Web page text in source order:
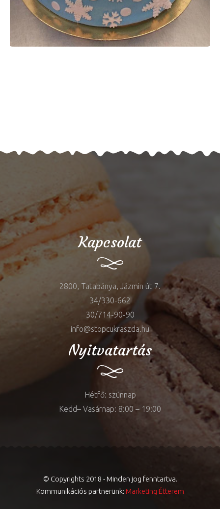
Kapcsolat
2800, Tatabánya, Jázmin út 7.
34/330-662
30/714-90-90
info@stopcukraszda.hu
Nyitvatartás
Hétfő: szünnap
Kedd– Vasárnap: 8:00 – 19:00
© Copyrights 2018 - Minden jog fenntartva.
Kommunikációs partnerünk: Marketing Étterem